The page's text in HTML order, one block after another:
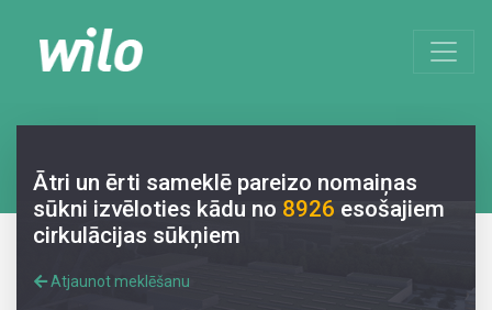
Ātri un ērti sameklē pareizo nomaiņas
sūkni izvēloties kādu no 8926 esošajiem
cirkulācijas sūkņiem
Atjaunot meklēšanu